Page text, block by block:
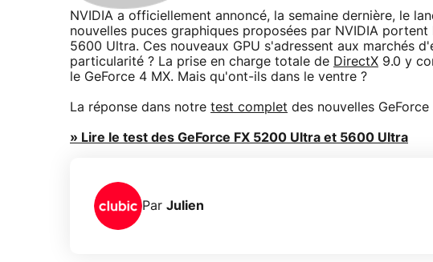
NVIDIA a officiellement annoncé, la semaine dernière, le
nouvelles puces graphiques proposées par NVIDIA
5600 Ultra. Ces nouveaux GPU s'adressent aux marchés
particularité ? La prise en charge totale de DirectX 9.0 y
le GeForce 4 MX. Mais qu'ont-ils dans le ventre ?
La réponse dans notre test complet des nouvelles
» Lire le test des GeForce FX 5200 Ultra et 5600 Ultra
Par Julien